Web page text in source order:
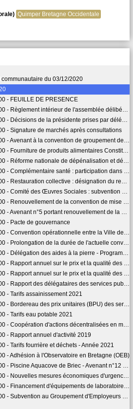
du 03/12/2020
- FEUILLE DE PRESENCE
intérieur de l'assemblée délibérante de Quimper Bretagne Occidentale
de la présidente prises par délégation du conseil communautaire
- Signature de marchés après consultations
de commande pour la réalisation d une étude de prospective économique et de requalification urbaine du port du Corniguel
de produits alimentaires Constitution d'un groupement de commande
du stationnement payant sur présentation des annexes 1 et 2 de la convention de reversement du produit des Forfaits de Post-Stationnement
dans le cadre d'une convention de participation, choix du prestataire, montants de participation financière de la collectivité
: désignation du représentant employeur et de son suppléant au sein de l'AGRIAQ
Sociales : subvention complémentaire liée à la refacturation de la mise à disposition de personnel
mise à disposition de personnels entre Quimper Bretagne Occidentale (QBO) et l'Ecole Européenne Supérieure d'Art de Bretagne (EESAB)
de la convention de mise à disposition du personnel du service 'animation surveillance' des piscines de QBO à la ville de Quimper
- Pacte de gouvernance
entre la Ville de Quimper, Quimper Bretagne Occidentale et Action Logement
durée de l'actuelle convention cadre d'action foncière avec l'Etablissement Public Foncier de Bretagne
des aides à la pierre - Programmation fiabilisée de logements sociaux 2020
et la qualité des services publics pour l'année 2019 - Rapport de la présidente sur le service d'élimination des déchets
la qualité des services publics pour l'année 2019 - Rapport de la présidente sur le service de l'eau et de l'assainissement
des services publics de l'eau potable, de l'assainissement collectif et de l'assainissement non collectif (SPANC)
- Tarifs assainissement 2021
des prix unitaires (BPU) des services d'eau et d'assainissement gérés en régie
- Tarifs eau potable 2021
d'actions décentralisées en matière d'eau et d'assainissement
- Rapport annuel d'activité 2019
- Tarifs fourrière et déchets - Année 2021
- Adhésion à l'Observatoire en Bretagne (OEB)
de Briec - Avenant n°12 relatif au versement d'une compensation financière exceptionnelle
mesures économiques d'urgence proposées par la Région Bretagne
d'équipements de laboratoire de l'ADRIA dans le cadre du CPER 2015-2020
d'Employeurs pour l'Insertion et la Qualification dans le Bâtiment et les Travaux Publics.
Quimper Bretagne Occidentale